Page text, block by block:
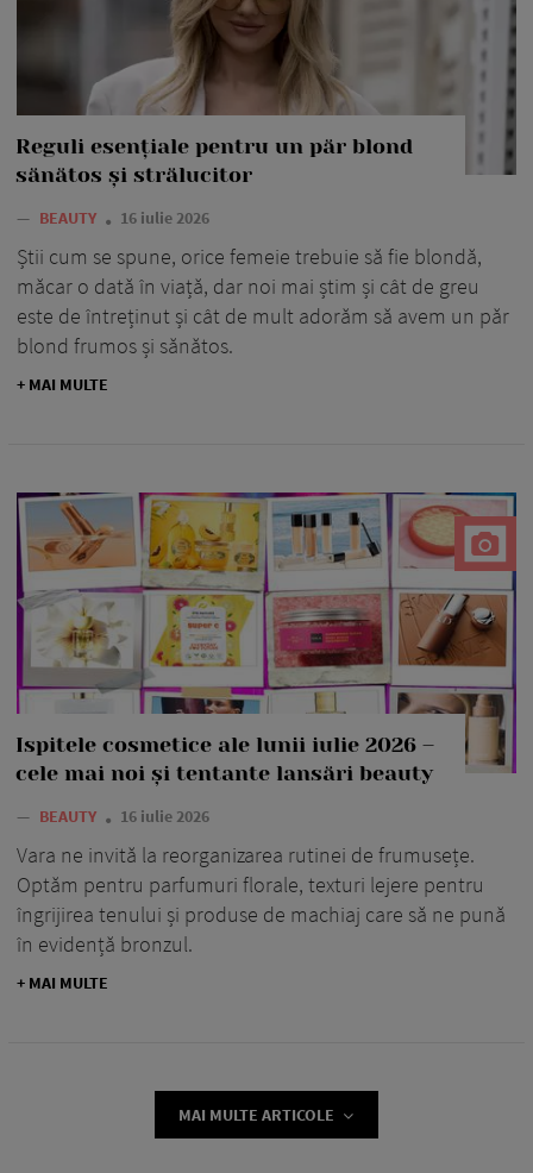
Reguli esențiale pentru un păr blond
sănătos și strălucitor
— BEAUTY 16 iulie 2026
Știi cum se spune, orice femeie trebuie să fie blondă,
măcar o dată în viață, dar noi mai știm și cât de greu
este de întreținut și cât de mult adorăm să avem un păr
blond frumos și sănătos.
+ MAI MULTE
Ispitele cosmetice ale lunii iulie 2026 –
cele mai noi și tentante lansări beauty
— BEAUTY 16 iulie 2026
Vara ne invită la reorganizarea rutinei de frumusețe.
Optăm pentru parfumuri florale, texturi lejere pentru
îngrijirea tenului și produse de machiaj care să ne pună
în evidență bronzul.
+ MAI MULTE
MAI MULTE ARTICOLE